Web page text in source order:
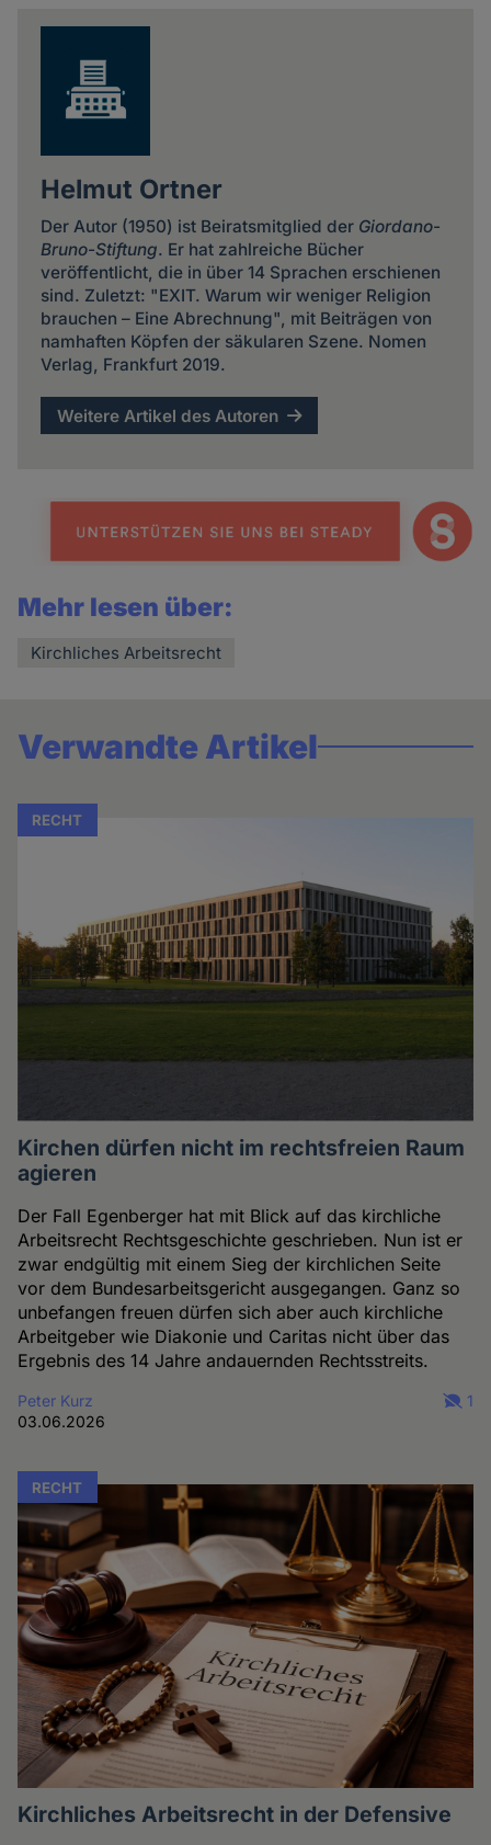
Helmut Ortner
Der Autor (1950) ist Beiratsmitglied der Giordano-
Bruno-Stiftung. Er hat zahlreiche Bücher
veröffentlicht, die in über 14 Sprachen erschienen
sind. Zuletzt: "EXIT. Warum wir weniger Religion
brauchen – Eine Abrechnung", mit Beiträgen von
namhaften Köpfen der säkularen Szene. Nomen
Verlag, Frankfurt 2019.
Weitere Artikel des Autoren
Mehr lesen über:
Kirchliches Arbeitsrecht
Verwandte Artikel
RECHT
Kirchen dürfen nicht im rechtsfreien Raum
agieren
Der Fall Egenberger hat mit Blick auf das kirchliche
Arbeitsrecht Rechtsgeschichte geschrieben. Nun ist er
zwar endgültig mit einem Sieg der kirchlichen Seite
vor dem Bundesarbeitsgericht ausgegangen. Ganz so
unbefangen freuen dürfen sich aber auch kirchliche
Arbeitgeber wie Diakonie und Caritas nicht über das
Ergebnis des 14 Jahre andauernden Rechtsstreits.
Peter Kurz
03.06.2026
1
RECHT
Kirchliches Arbeitsrecht in der Defensive